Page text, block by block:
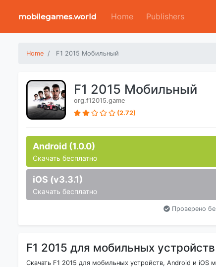
mobilegames.world Home Publishers
Home F1 2015 Мобильный
F1 2015 Мобильный
org.f12015.game
(2.72)
Android (1.0.0)
Скачать бесплатно
iOS (v3.3.1)
Скачать бесплатно
Проверено
F1 2015 для мобильных устройств
Скачать F1 2015 для мобильных устройств, Android и iOS